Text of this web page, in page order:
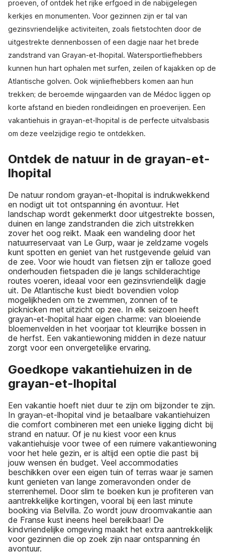
proeven, of ontdek het rijke erfgoed in de nabijgelegen
kerkjes en monumenten. Voor gezinnen zijn er tal van
gezinsvriendelijke activiteiten, zoals fietstochten door de
uitgestrekte dennenbossen of een dagje naar het brede
zandstrand van Grayan-et-lhopital. Watersportliefhebbers
kunnen hun hart ophalen met surfen, zeilen of kajakken op de
Atlantische golven. Ook wijnliefhebbers komen aan hun
trekken; de beroemde wijngaarden van de Médoc liggen op
korte afstand en bieden rondleidingen en proeverijen. Een
vakantiehuis in grayan-et-lhopital is de perfecte uitvalsbasis
om deze veelzijdige regio te ontdekken.
Ontdek de natuur in de grayan-et-
lhopital
De natuur rondom grayan-et-lhopital is indrukwekkend
en nodigt uit tot ontspanning én avontuur. Het
landschap wordt gekenmerkt door uitgestrekte bossen,
duinen en lange zandstranden die zich uitstrekken
zover het oog reikt. Maak een wandeling door het
natuurreservaat van Le Gurp, waar je zeldzame vogels
kunt spotten en geniet van het rustgevende geluid van
de zee. Voor wie houdt van fietsen zijn er talloze goed
onderhouden fietspaden die je langs schilderachtige
routes voeren, ideaal voor een gezinsvriendelijk dagje
uit. De Atlantische kust biedt bovendien volop
mogelijkheden om te zwemmen, zonnen of te
picknicken met uitzicht op zee. In elk seizoen heeft
grayan-et-lhopital haar eigen charme: van bloeiende
bloemenvelden in het voorjaar tot kleurrijke bossen in
de herfst. Een vakantiewoning midden in deze natuur
zorgt voor een onvergetelijke ervaring.
Goedkope vakantiehuizen in de
grayan-et-lhopital
Een vakantie hoeft niet duur te zijn om bijzonder te zijn.
In grayan-et-lhopital vind je betaalbare vakantiehuizen
die comfort combineren met een unieke ligging dicht bij
strand en natuur. Of je nu kiest voor een knus
vakantiehuisje voor twee of een ruimere vakantiewoning
voor het hele gezin, er is altijd een optie die past bij
jouw wensen én budget. Veel accommodaties
beschikken over een eigen tuin of terras waar je samen
kunt genieten van lange zomeravonden onder de
sterrenhemel. Door slim te boeken kun je profiteren van
aantrekkelijke kortingen, vooral bij een last minute
booking via Belvilla. Zo wordt jouw droomvakantie aan
de Franse kust ineens heel bereikbaar! De
kindvriendelijke omgeving maakt het extra aantrekkelijk
voor gezinnen die op zoek zijn naar ontspanning én
avontuur.